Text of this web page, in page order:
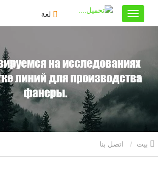
لغة